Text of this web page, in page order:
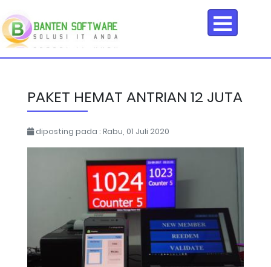
PAKET HEMAT ANTRIAN 12 JUTA
diposting pada : Rabu, 01 Juli 2020